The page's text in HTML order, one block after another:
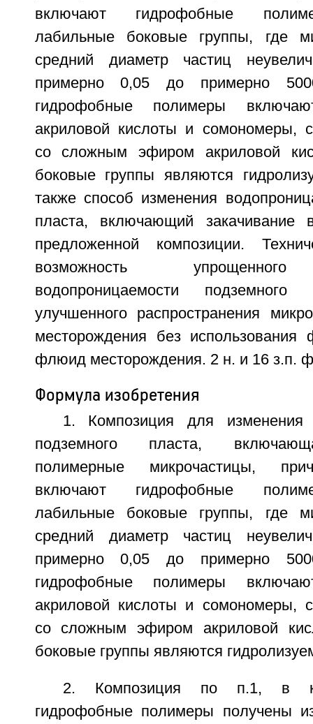
включают гидрофобные
лабильные боковые группы, где
средний диаметр частиц
примерно 0,05 до примерно
гидрофобные полимеры
акриловой кислоты и сомономеры,
со сложным эфиром акриловой
боковые группы являются
также способ изменения
пласта, включающий закачивание
предложенной композиции.
возможность упрощенного
водопроницаемости
улучшенного распространения
месторождения без
флюид месторождения. 2 н. и 16 з.п.
Формула изобретения
1. Композиция для изменения
подземного пласта,
полимерные микрочастицы,
включают гидрофобные
лабильные боковые группы, где
средний диаметр частиц
примерно 0,05 до примерно
гидрофобные полимеры
акриловой кислоты и сомономеры,
со сложным эфиром акриловой
боковые группы являются
2. Композиция по п.1, в
гидрофобные полимеры получены